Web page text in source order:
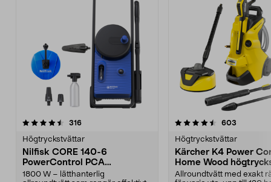
316recensioner
Högtryckstvättar
Nilfisk CORE 140-6
PowerControl PCA
högtryckstvätt
1800 W – lätthanterlig
4.5 av 5 stjärnor 603
Högtryckstvättar
Kärcher K4 Power
Home Wood
Allroundtvätt med exakt
4.5 av 5 stjärnor